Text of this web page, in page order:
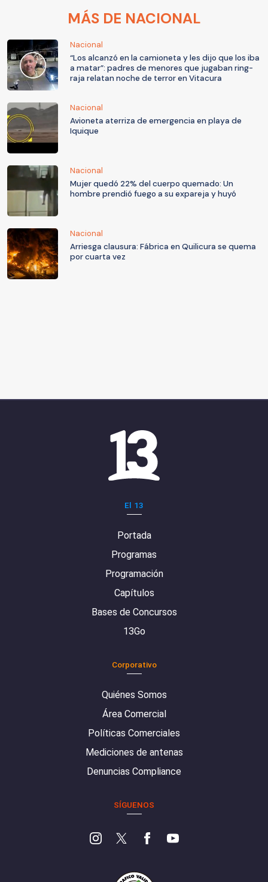
MÁS DE NACIONAL
Nacional
“Los alcanzó en la camioneta y les dijo que los iba
a matar”: padres de menores que jugaban ring-
raja relatan noche de terror en Vitacura
Nacional
Avioneta aterriza de emergencia en playa de
Iquique
Nacional
Mujer quedó 22% del cuerpo quemado: Un
hombre prendió fuego a su expareja y huyó
Nacional
Arriesga clausura: Fábrica en Quilicura se quema
por cuarta vez
El 13
Portada
Programas
Programación
Capítulos
Bases de Concursos
13Go
Corporativo
Quiénes Somos
Área Comercial
Políticas Comerciales
Mediciones de antenas
Denuncias Compliance
SÍGUENOS